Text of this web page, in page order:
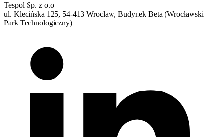
Tespol Sp. z o.o.
ul. Klecińska 125, 54-413 Wrocław, Budynek Beta (Wrocławski
Park Technologiczny)